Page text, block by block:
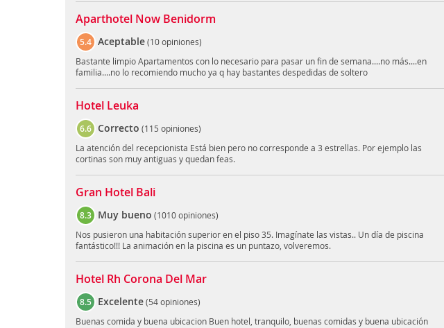
Aparthotel Now Benidorm
5.4 Aceptable(10 opiniones)
Bastante limpio Apartamentos con lo necesario para pasar un fin de semana....no más....en
familia....no lo recomiendo mucho ya q hay bastantes despedidas de soltero
Hotel Leuka
6.6 Correcto (115 opiniones)
La atención del recepcionista Está bien pero no corresponde a 3 estrellas. Por ejemplo las
cortinas son muy antiguas y quedan feas.
Gran Hotel Bali
8.3 Muy bueno (1010 opiniones)
Nos pusieron una habitación superior en el piso 35. Imagínate las vistas.. Un día de piscina
fantástico!!! La animación en la piscina es un puntazo, volveremos.
Hotel Rh Corona Del Mar
8.5 Excelente(54 opiniones)
Buenas comida y buena ubicacion Buen hotel, tranquilo, buenas comidas y buena ubicación